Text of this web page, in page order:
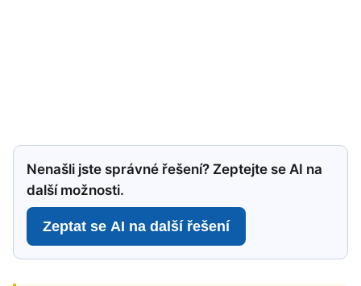
Nenašli jste správné řešení? Zeptejte se AI na
další možnosti.
Zeptat se AI na další řešení